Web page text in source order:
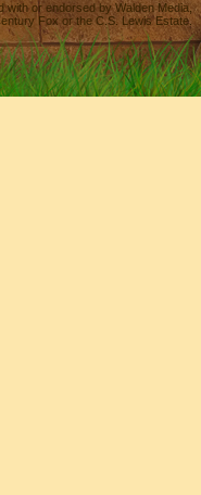
with or endorsed byWalden Media
Fox or the C.S. Lewis Estate.